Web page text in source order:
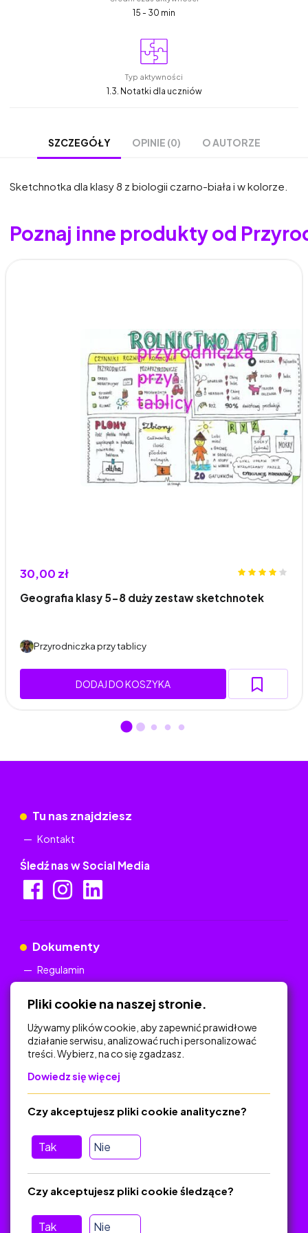
15 - 30 min
Typ aktywności
1.3. Notatki dla uczniów
SZCZEGÓŁY OPINIE (0) O AUTORZE
Sketchnotka dla klasy 8 z biologii czarno-biała i w kolorze.
Poznaj inne produkty od
30,00 zł
Geografia klasy 5-8 duży zestaw sketchnotek
Przyrodniczka przy tablicy
DODAJ DO KOSZYKA
Tu nas znajdziesz
Kontakt
Śledź nas w Social Media
Dokumenty
Regulamin
Na skróty
Polityka Prywatności
O platformie
Baza materiałów dydaktycznych
Jak zostać autorem
Pliki cookie na naszej stronie.
Używamy plików cookie, aby zapewnić prawidłowe
działanie serwisu, analizować ruch i personalizować
treści. Wybierz, na co się zgadzasz.
Dowiedz się więcej
Tak Nie
Czy akceptujesz pliki cookie analityczne?
Tak Nie
Czy akceptujesz pliki cookie śledzące?